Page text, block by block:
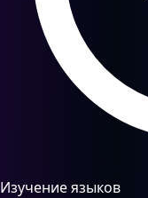
Изучение языков